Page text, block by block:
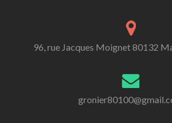
96, rue Jacques Moignet 80132